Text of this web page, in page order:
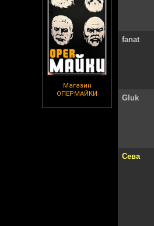
Магазин
ОПЕРМАЙКИ
fanat
Gluk
Сева